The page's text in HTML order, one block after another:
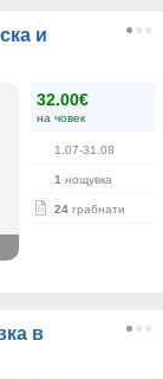
и
32.00€
на човек
1.07-31.08
1 нощувка
24 грабнати
в